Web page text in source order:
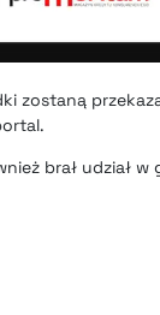
zostaną
brał udział